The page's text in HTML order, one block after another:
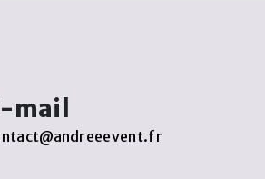
mail